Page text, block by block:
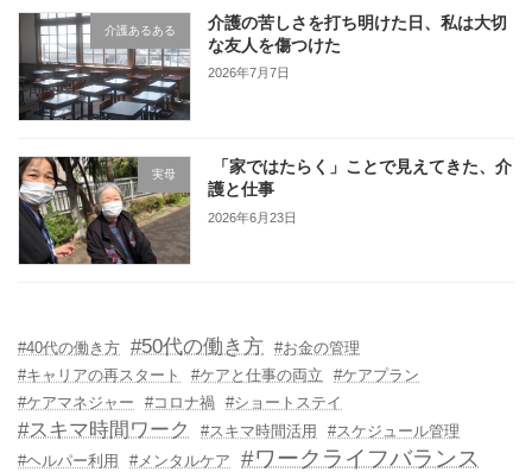
介護あるある
介護の苦しさを打ち明けた日、私は大切
な友人を傷つけた
2026年7月7日
実母
「家ではたらく」ことで見えてきた、介
護と仕事
2026年6月23日
#40代の働き方 #50代の働き方 #お金の管理
#キャリアの再スタート
#ケアと仕事の両立
#ケアプラン
#ケアマネジャー
#コロナ禍 #ショートステイ
#スキマ時間ワーク #スキマ時間活用
#スケジュール管理
#ヘルパー利用
#メンタルケア #ワークライフバランス